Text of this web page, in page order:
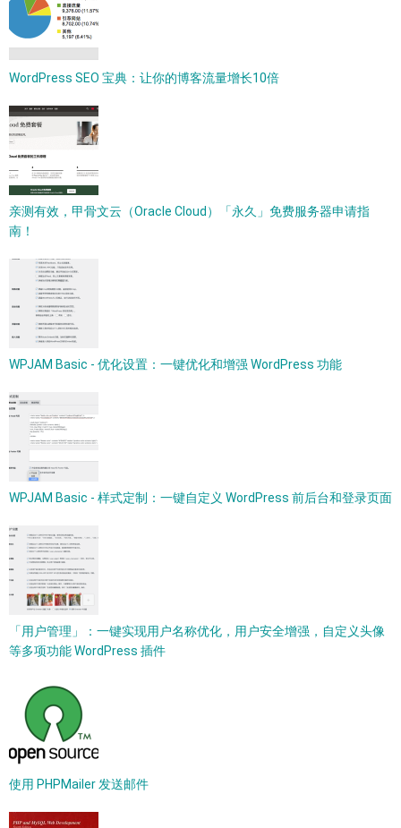
WordPress SEO 宝典：让你的博客流量增长10倍
亲测有效，甲骨文云（Oracle Cloud）「永久」免费服务器申请指
南！
WPJAM Basic - 优化设置：一键优化和增强 WordPress 功能
WPJAM Basic - 样式定制：一键自定义 WordPress 前后台和登录页面
「用户管理」：一键实现用户名称优化，用户安全增强，自定义头像
等多项功能 WordPress 插件
使用 PHPMailer 发送邮件